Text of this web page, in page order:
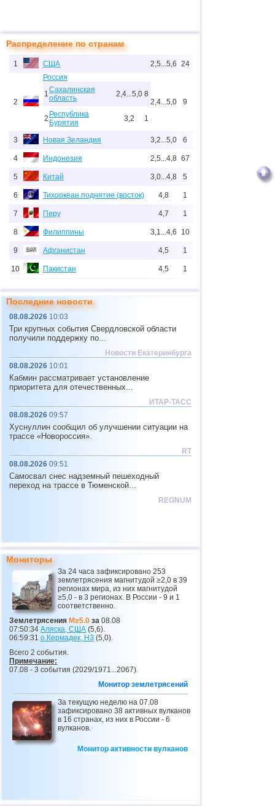
Распределение по странам
1 США 2,5...5,6 24
2
Россия
1Сахалинская
область
2,4...5,0 8
2 Республика
Бурятия
3,2 1
2,4...5,0 9
3 Новая Зеландия 3,2...5,0 6
4 Индонезия 2,5...4,8 67
5 Китай 3,0...4,8 5
6 Тихоокеан.поднятие (восток) 4,8 1
7 Перу 4,7 1
8 Филиппины 3,1...4,6 10
9 Афганистан 4,5 1
10 Пакистан 4,5 1
12 Япония
13 2,7...4,4
14 о.Шпицберген и Ян-Майен
15 Тонга
16 Мексика
4,2...4,3 2
18 Мадагаскар
19 Непал
2
21 Центральная Америка
22 Бутан
26 Турция
27 Австрия 3,5 1
28 Боливия 3,4
29 ДР
30 Коста-Рика
31 Аргентина
32 Африка
33 Румыния 2,8...3,2 3
34 Гватемала 3,1 1
35 Мьянма
Гваделупа 3,0 1
Последние новости
08.08.2026 10:03
Три крупных события Свердловской области
получили поддержку по...
Новости Екатеринбурга
08.08.2026 10:01
Кабмин рассматривает установление
приоритета для отечественных...
ИТАР-ТАСС
08.08.2026 09:57
Хуснуллин сообщил об улучшении ситуации на
трассе «Новороссия».
RT
08.08.2026 09:51
Самосвал снес надземный пешеходный
переход на трассе в Тюменской...
REGNUM
Мониторы
За 24 часа зафиксировано 253
землетрясения магнитудой ≥2,0 в 39
регионах мира, из них магнитудой
≥5,0 - в 3 регионах. В России - 9 и 1
соответственно.
Землетрясения M≥5.0 за 08.08
07:50:34 Аляска, США (5,6).
06:59:31 о.Кермадек, НЗ (5,0).
Всего 2 события.
Примечание:
07.08 - 3 события (2029/1971...2067).
Монитор землетрясений
За текущую неделю на 07.08
зафиксировано 38 активных вулканов
в 16 странах, из них в России - 6
вулканов.
Монитор активности вулканов